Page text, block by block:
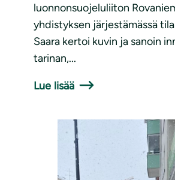
luonnonsuojeluliiton
yhdistyksen järjestämässä
Saara kertoi kuvin ja sanoin
tarinan,...
Lue lisää